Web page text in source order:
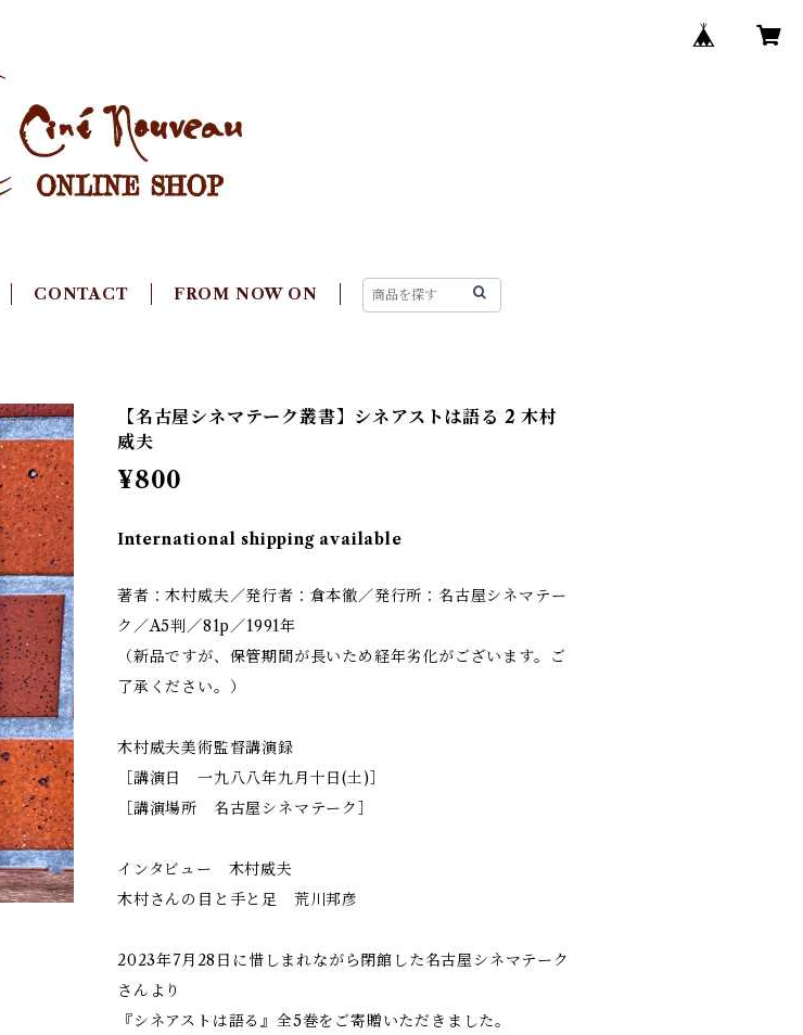
CONTACT FROM NOW ON
【名古屋シネマテーク叢書】シネアストは語る 2 木村
威夫
¥800
International shipping available
著者：木村威夫／発行者：倉本徹／発行所：名古屋シネマテー
ク／A5判／81p／1991年
（新品ですが、保管期間が長いため経年劣化がございます。ご
了承ください。）
木村威夫美術監督講演録
［講演日 一九八八年九月十日(土)］
［講演場所 名古屋シネマテーク］
インタビュー 木村威夫
木村さんの目と手と足 荒川邦彦
2023年7月28日に惜しまれながら閉館した名古屋シネマテーク
さんより
『シネアストは語る』全5巻をご寄贈いただきました。